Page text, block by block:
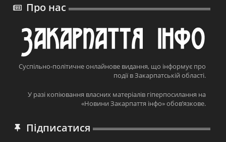
Про нас
Суспільно-політичне онлайнове видання, що інформує про
події в Закарпатській області.
У разі копіювання власних матеріалів гіперпосилання на
«Новини Закарпаття інфо» обов’язкове.
Підписатися